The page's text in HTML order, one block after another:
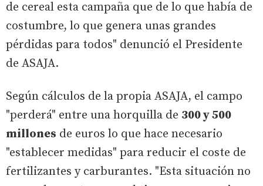
de cereal esta campaña que de lo que había de
costumbre, lo que genera unas grandes
pérdidas para todos" denunció el Presidente
de ASAJA.
Según cálculos de la propia ASAJA, el campo
"perderá" entre una horquilla de 300 y 500
millones de euros lo que hace necesario
"establecer medidas" para reducir el coste de
fertilizantes y carburantes. "Esta situación no